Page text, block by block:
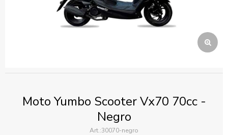
Moto Yumbo Scooter Vx70 70cc -
Negro
30070-negro